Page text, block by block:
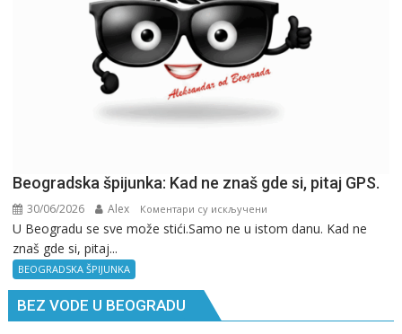
Beogradska špijunka: Kad ne znaš gde si, pitaj GPS.
30/06/2026 Alex Коментари су искључени
Beogradska
U Beogradu se sve može stići.Samo ne u istom danu. Kad ne
znaš gde si, pitaj...
BEOGRADSKA ŠPIJUNKA
BEZ VODE U BEOGRADU